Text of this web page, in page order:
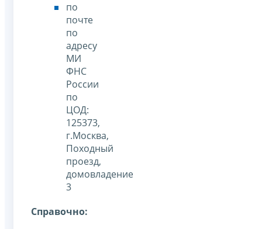
по
почте
по
адресу
МИ
ФНС
России
по
ЦОД:
125373,
г.Москва,
Походный
проезд,
домовладение
3
Cправочно: